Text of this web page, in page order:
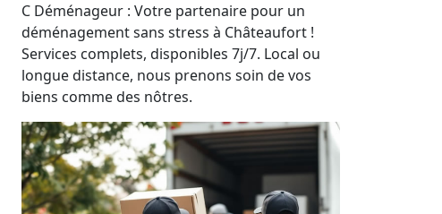
C Déménageur : Votre partenaire pour un
déménagement sans stress à Châteaufort !
Services complets, disponibles 7j/7. Local ou
longue distance, nous prenons soin de vos
biens comme des nôtres.